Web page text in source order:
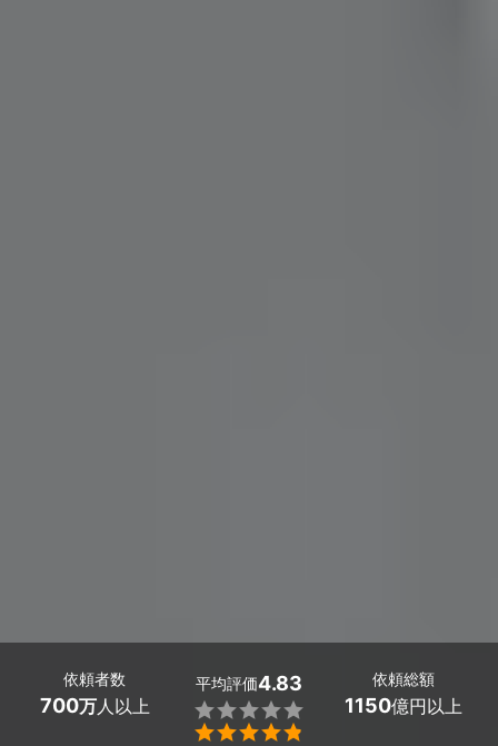
依頼者数
700万人以上
平均評価4.83


依頼総額
1150億円以上